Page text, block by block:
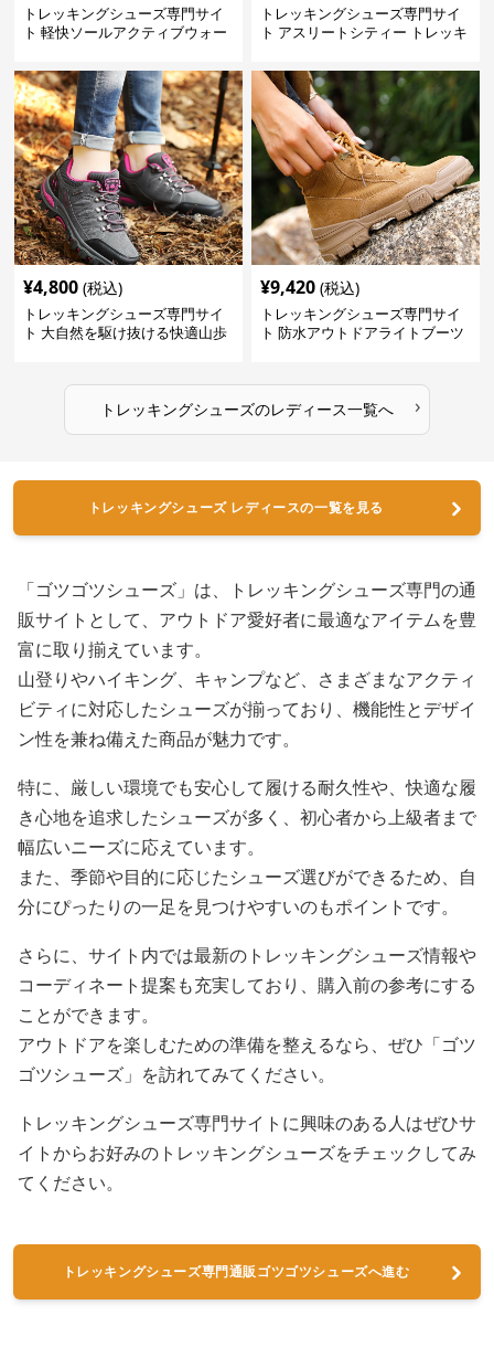
トレッキングシューズ専門サイ
ト 軽快ソールアクティブウォー
トレッキングシューズ専門サイ
ト アスリートシティー トレッキ
¥4,800 (税込)
トレッキングシューズ専門サイ
ト 大自然を駆け抜ける快適山歩
¥9,420 (税込)
トレッキングシューズ専門サイ
ト 防水アウトドアライトブーツ
トレッキングシューズのレディース一覧へ ›
トレッキングシューズ レディースの一覧を見る
「ゴツゴツシューズ」は、トレッキングシューズ専門の通
販サイトとして、アウトドア愛好者に最適なアイテムを豊
富に取り揃えています。
山登りやハイキング、キャンプなど、さまざまなアクティ
ビティに対応したシューズが揃っており、機能性とデザイ
ン性を兼ね備えた商品が魅力です。
特に、厳しい環境でも安心して履ける耐久性や、快適な履
き心地を追求したシューズが多く、初心者から上級者まで
幅広いニーズに応えています。
また、季節や目的に応じたシューズ選びができるため、自
分にぴったりの一足を見つけやすいのもポイントです。
さらに、サイト内では最新のトレッキングシューズ情報や
コーディネート提案も充実しており、購入前の参考にする
ことができます。
アウトドアを楽しむための準備を整えるなら、ぜひ「ゴツ
ゴツシューズ」を訪れてみてください。
トレッキングシューズ専門サイトに興味のある人はぜひサ
イトからお好みのトレッキングシューズをチェックしてみ
てください。
トレッキングシューズ専門通販ゴツゴツシューズへ進む